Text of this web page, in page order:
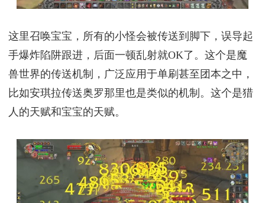
这里召唤宝宝，所有的小怪会被传送到脚下，误导起
手爆炸陷阱跟进，后面一顿乱射就OK了。这个是魔
兽世界的传送机制，广泛应用于单刷甚至团本之中，
比如安琪拉传送奥罗那里也是类似的机制。这个是猎
人的天赋和宝宝的天赋。